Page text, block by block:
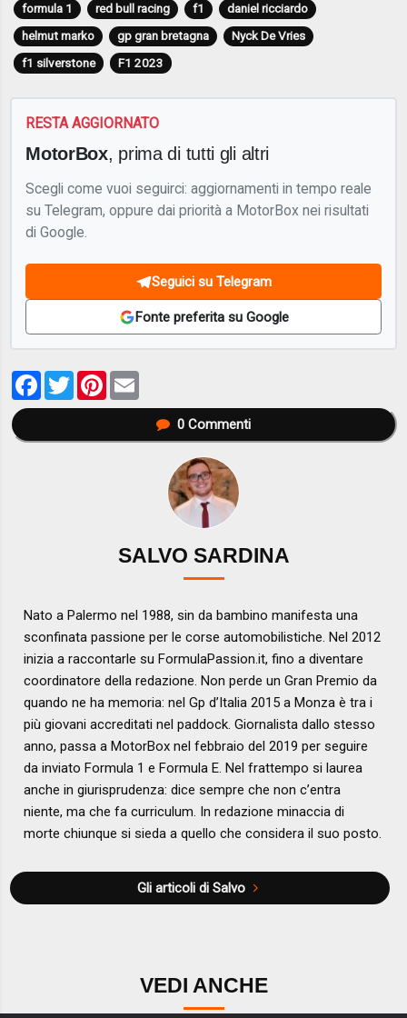
formula 1 red bull racing f1
daniel ricciardo
helmut marko
gp gran bretagna
Nyck De Vries
f1 silverstone
F1 2023
RESTA AGGIORNATO
MotorBox, prima di tutti gli altri
Scegli come vuoi seguirci: aggiornamenti in tempo reale
su Telegram, oppure dai priorità a MotorBox nei risultati
di Google.
Seguici su Telegram
Fonte preferita su Google
Facebook
TwitterPinterest
0Commenti
SALVO SARDINA
Nato a Palermo nel 1988, sin da bambino manifesta una
sconfinata passione per le corse automobilistiche. Nel 2012
inizia a raccontarle su FormulaPassion.it, fino a diventare
coordinatore della redazione. Non perde un Gran Premio da
quando ne ha memoria: nel Gp d’Italia 2015 a Monza è tra i
più giovani accreditati nel paddock. Giornalista dallo stesso
anno, passa a MotorBox nel febbraio del 2019 per seguire
da inviato Formula 1 e Formula E. Nel frattempo si laurea
anche in giurisprudenza: dice sempre che non c’entra
niente, ma che fa curriculum. In redazione minaccia di
morte chiunque si sieda a quello che considera il suo posto.
Gli articoli di Salvo
VEDI ANCHE